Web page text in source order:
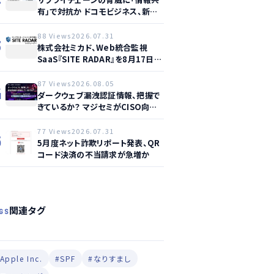
有」で対抗か ドコモビジネス、新サ
ービス提供開始
88 Views2026.07.31
株式会社ミカド、Web統合監視
SaaS『SITE RADAR』を8月17日よ
り提供開始 – 月額1,500円から4領
域を自動監視、動的サイト…
87 Views2026.08.05
ダークウェブ漏洩認証情報、把握で
きているか？ マジセミがCISO向け
ウェビナー開催へ
77 Views2026.07.31
5月度ネット詐欺リポート発表、QR
コード決済の不当請求が急増か
関連タグ
Inc. #SPF
#なりすまし